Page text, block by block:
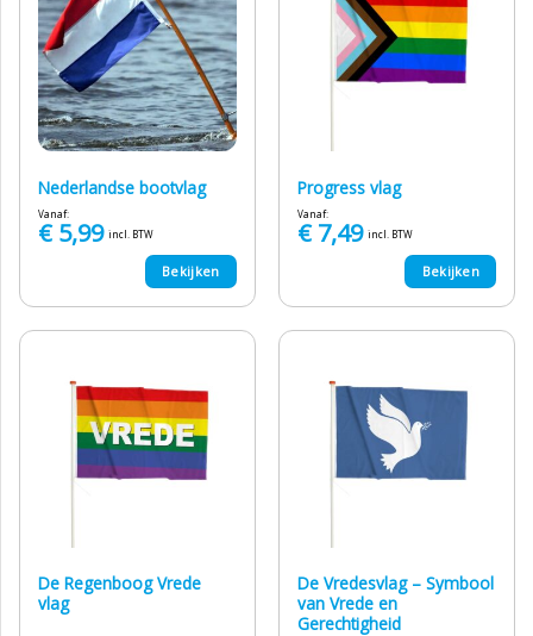
Nederlandse bootvlag
Vanaf:
€5,99 incl. BTW
Bekijken
Progress vlag
Vanaf:
€7,49 incl. BTW
Bekijken
De Regenboog Vrede
vlag
De Vredesvlag – Symbool
van Vrede en
Gerechtigheid